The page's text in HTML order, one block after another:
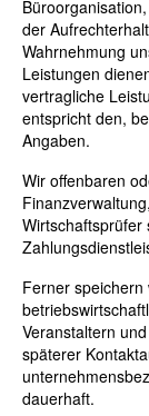
der
Wahrnehmung
Leistungen
vertragliche
entspricht den,
Angaben.
Wir offenbaren
Wirtschaftsprüfer
Ferner
Veranstaltern
späterer
dauerhaft.